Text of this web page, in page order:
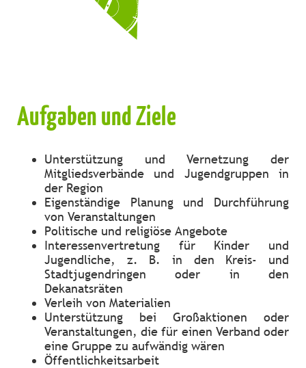
Aufgaben und Ziele
Unterstützung und Vernetzung der
Mitgliedsverbände und Jugendgruppen in
der Region
Eigenständige Planung und Durchführung
von Veranstaltungen
Politische und religiöse Angebote
Interessenvertretung für Kinder und
Jugendliche, z. B. in den Kreis- und
Stadtjugendringen oder in den
Dekanatsräten
Verleih von Materialien
Unterstützung bei Großaktionen oder
Veranstaltungen, die für einen Verband oder
eine Gruppe zu aufwändig wären
Öffentlichkeitsarbeit